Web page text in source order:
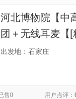
河北博物院【中
团＋无线耳麦【
可代预约门票，
出发地：石家庄
售0 用户点评：